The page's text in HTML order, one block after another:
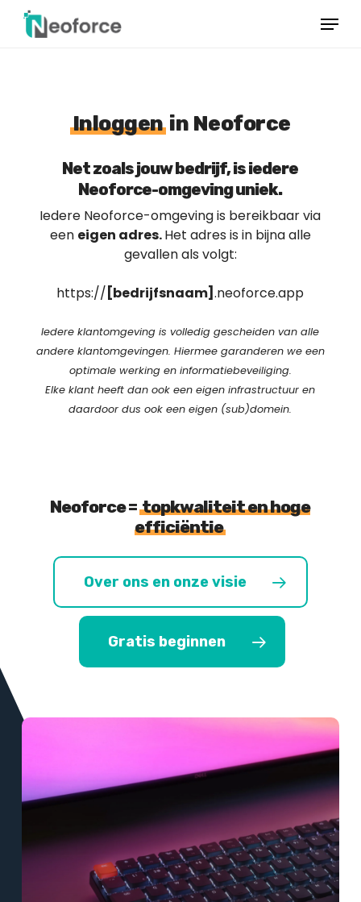
Overslaan
naar
Menu
Inloggenin Neoforce
Net zoals jouw bedrijf, is iedere
Neoforce-omgeving uniek.
Iedere Neoforce-omgeving is bereikbaar via
een eigen adres.Het adres is in bijna alle
gevallen als volgt:
https:// [bedrijfsnaam].neoforce.app
Iedere klantomgeving is volledig gescheiden van alle
andere klantomgevingen. Hiermee garanderen we een
optimale werking en informatiebeveiliging.
Elke klant heeft dan ook een eigen infrastructuur en
daardoor dus ook een eigen (sub)domein.
Neoforce =topkwaliteit en hoge
efficiëntie
Over ons en onze visie
Gratis beginnen
Meer